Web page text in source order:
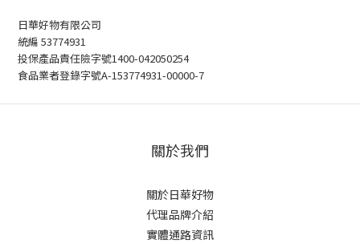
日華好物有限公司
統編 53774931
投保產品責任險字號1400-042050254
食品業者登錄字號A-153774931-00000-7
關於我們
關於日華好物
代理品牌介紹
實體通路資訊